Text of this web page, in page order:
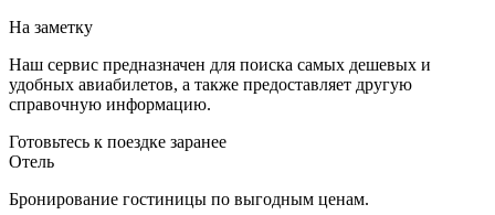
На заметку
Наш сервис предназначен для поиска самых дешевых и
удобных авиабилетов, а также предоставляет другую
справочную информацию.
Готовьтесь к поездке заранее
Отель
Бронирование гостиницы по выгодным ценам.